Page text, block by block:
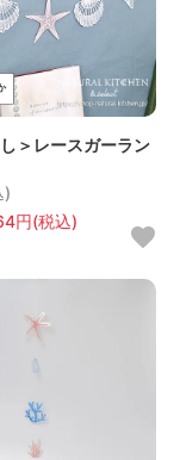
＞レースガーラン
)
円(税込)